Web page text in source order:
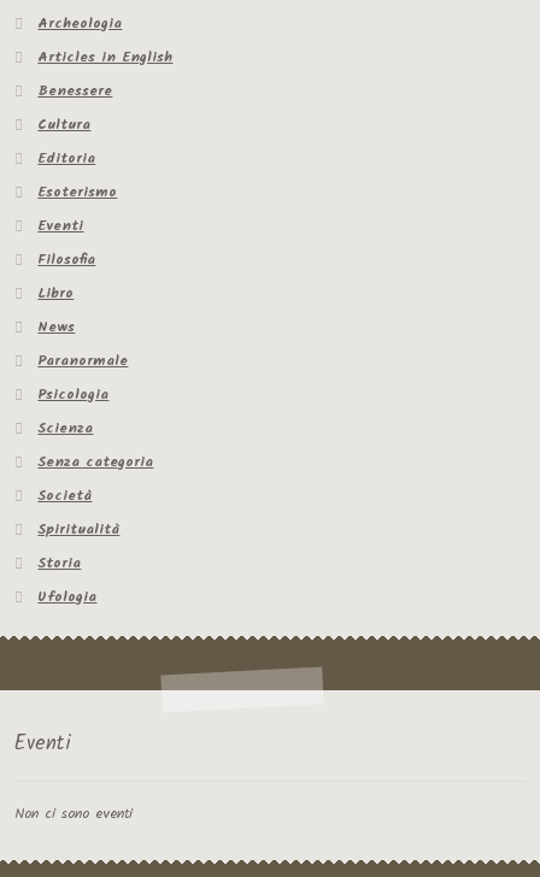
Archeologia
Articles in English
Benessere
Cultura
Editoria
Esoterismo
Eventi
Filosofia
Libro
News
Paranormale
Psicologia
Scienza
Senza categoria
Società
Spiritualità
Storia
Ufologia
Eventi
Non ci sono eventi